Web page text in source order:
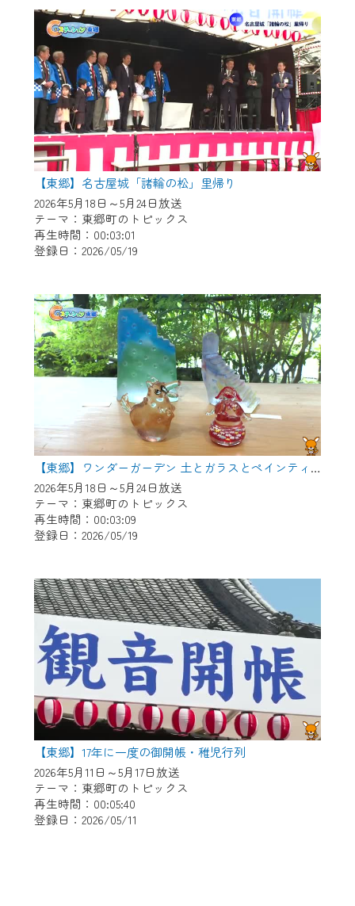
【東郷】名古屋城「諸輪の松」里帰り
2026年5月18日～5月24日放送
テーマ：東郷町のトピックス
再生時間：00:03:01
登録日：2026/05/19
【東郷】ワンダーガーデン 土とガラスとペインティング
2026年5月18日～5月24日放送
テーマ：東郷町のトピックス
再生時間：00:03:09
登録日：2026/05/19
【東郷】17年に一度の御開帳・稚児行列
2026年5月11日～5月17日放送
テーマ：東郷町のトピックス
再生時間：00:05:40
登録日：2026/05/11